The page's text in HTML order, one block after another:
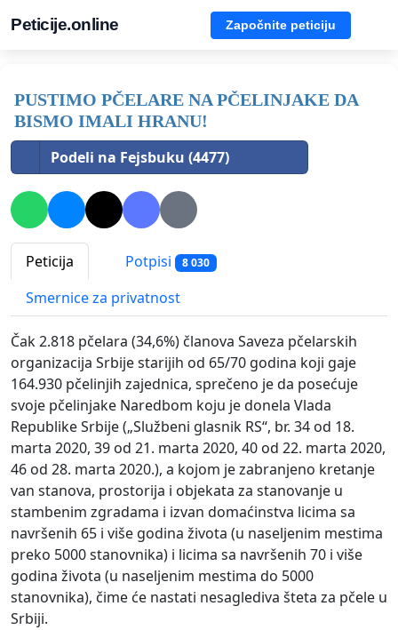
Peticije.online Započnite peticiju
PUSTIMO PČELARE NA PČELINJAKE DA
BISMO IMALI HRANU!
Podeli na Fejsbuku (4477)
Peticija Potpisi 8 030
Smernice za privatnost
Čak 2.818 pčelara (34,6%) članova Saveza pčelarskih
organizacija Srbije starijih od 65/70 godina koji gaje
164.930 pčelinjih zajednica, sprečeno je da posećuje
svoje pčelinjake Naredbom koju je donela Vlada
Republike Srbije („Službeni glasnik RS“, br. 34 od 18.
marta 2020, 39 od 21. marta 2020, 40 od 22. marta 2020,
46 od 28. marta 2020.), a kojom je zabranjeno kretanje
van stanova, prostorija i objekata za stanovanje u
stambenim zgradama i izvan domaćinstva licima sa
navršenih 65 i više godina života (u naselјenim mestima
preko 5000 stanovnika) i licima sa navršenih 70 i više
godina života (u naselјenim mestima do 5000
stanovnika), čime će nastati nesaglediva šteta za pčele u
Srbiji.